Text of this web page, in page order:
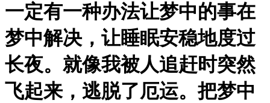
一定有一种办法让梦中的事在
梦中解决，让睡眠安稳地度过
长夜。就像我被人追赶时突然
飞起来，逃脱了厄运。把梦中